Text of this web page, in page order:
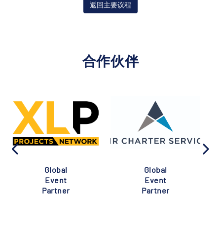
返回主要议程
合作伙伴
Global
Event
Partner
Global
Event
Partner